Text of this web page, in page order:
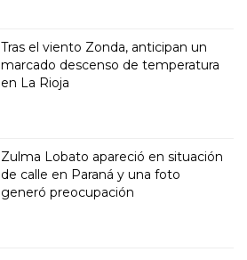
Tras el viento Zonda, anticipan un
marcado descenso de temperatura
en La Rioja
Zulma Lobato apareció en situación
de calle en Paraná y una foto
generó preocupación